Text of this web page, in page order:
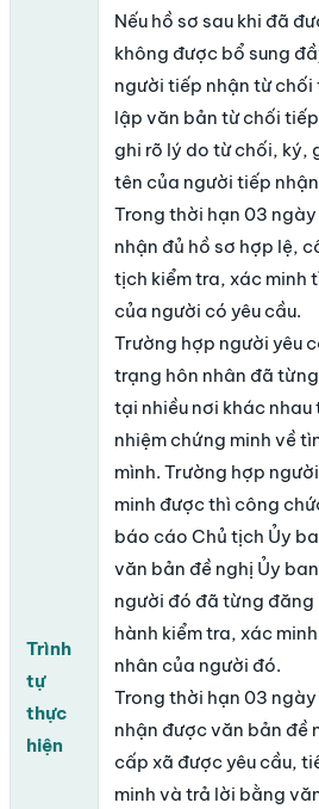
Trình
tự
thực
hiện
Nếu hồ sơ sau khi đã
không được bổ sung
người tiếp nhận từ chối
lập văn bản từ chối
ghi rõ lý do từ chối, ký,
tên của người tiếp
Trong thời hạn 03
nhận đủ hồ sơ hợp lệ,
tịch kiểm tra, xác minh
của người có yêu cầu.
Trường hợp người yêu
trạng hôn nhân đã
tại nhiều nơi khác
nhiệm chứng minh về
mình. Trường hợp
minh được thì công
báo cáo Chủ tịch Ủy
văn bản đề nghị Ủy
người đó đã từng
hành kiểm tra, xác
nhân của người đó.
Trong thời hạn 03
nhận được văn bản đề
cấp xã được yêu cầu,
minh và trả lời bằng